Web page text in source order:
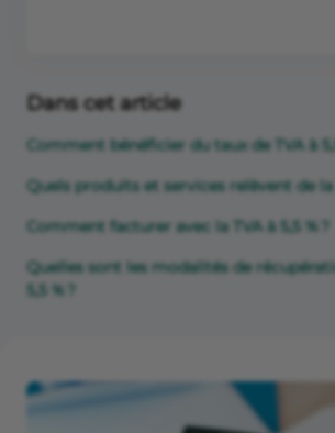
Dans cet article
Comment bénéficier du taux de TVA à
Quels produits et services relèvent de la
Comment facturer avec la TVA à 5,5 % ?
Quelles sont les modalités de
5,5 % ?